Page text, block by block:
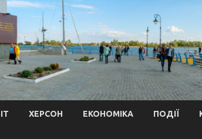
ХЕРСОН ЕКОНОМІКА ПОДІЇ